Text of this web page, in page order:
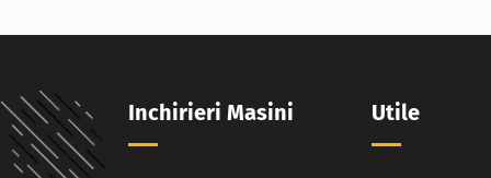
Inchirieri Masini Utile